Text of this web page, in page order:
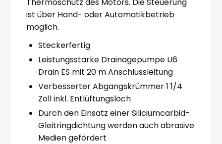
ist über Hand- oder Automatikbetrieb
möglich.
Steckerfertig
Leistungsstarke Drainagepumpe U6
Drain ES mit 20 m Anschlussleitung
Verbesserter Abgangskrümmer 1 1/4
Zoll inkl. Entlüftungsloch
Durch den Einsatz einer Siliciumcarbid-
Gleitringdichtung werden auch abrasive
Medien gefördert